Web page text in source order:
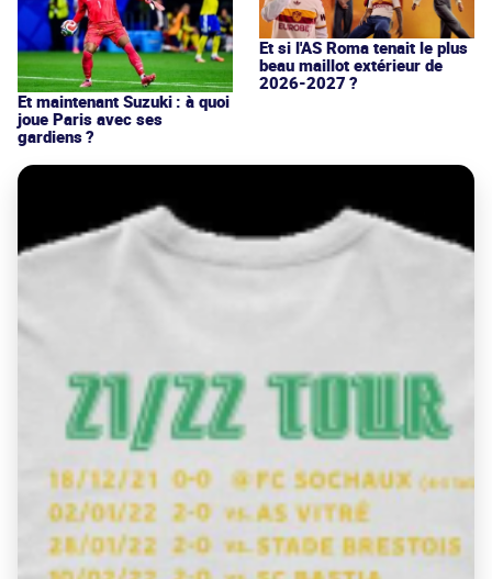
Et maintenant Suzuki : à quoi
joue Paris avec ses
gardiens ?
Et si l'AS Roma tenait le plus
beau maillot extérieur de
2026-2027 ?